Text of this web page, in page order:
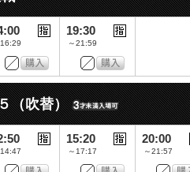
16:29
19:30
～21:59
（吹替）
14:47
15:20
～17:17
20:00
～21:57